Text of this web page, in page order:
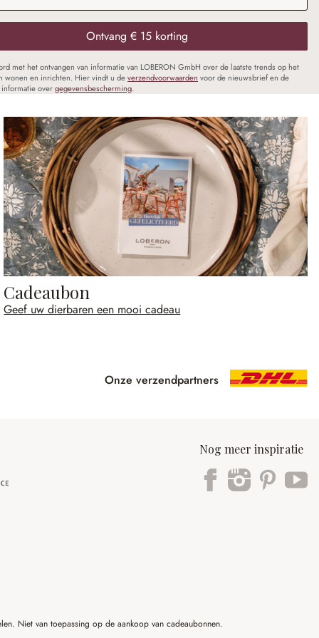
Ontvang € 15 korting
met het ontvangen van informatie van LOBERON GmbH over de laatste trends op het
wonen en inrichten. Hier vindt u deverzendvoorwaarden voor de nieuwsbrief en de
overgegevensbescherming.
Cadeaubon
Geef uw dierbaren een mooi cadeau
Onze verzendpartners
Nog meer inspiratie
Niet van toepassing op de aankoop van cadeaubonnen.